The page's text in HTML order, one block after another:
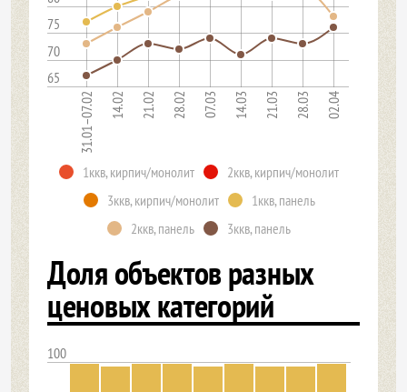
65
70
75
31.01–07.02 14.02 21.02 28.02 07.03 14.03 21.03 28.03 02.04
1ккв, кирпич/монолит
2ккв, кирпич/монолит
3ккв, кирпич/монолит
1ккв, панель
2ккв, панель
3ккв, панель
Доля объектов разных
ценовых категорий
100